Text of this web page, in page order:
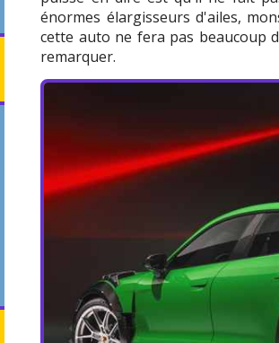
énormes élargisseurs d'ailes,
cette auto ne fera pas beaucoup
remarquer.